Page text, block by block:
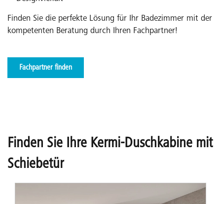
Pendel-Falttür
Besonders platzsparend und ideal für kleine oder enge
Finden Sie die perfekte Lösung für Ihr Badezimmer mit der
kompetenten Beratung durch Ihren Fachpartner!
Fachpartner finden
Finden Sie Ihre Kermi-Duschkabine mit
Schiebetür